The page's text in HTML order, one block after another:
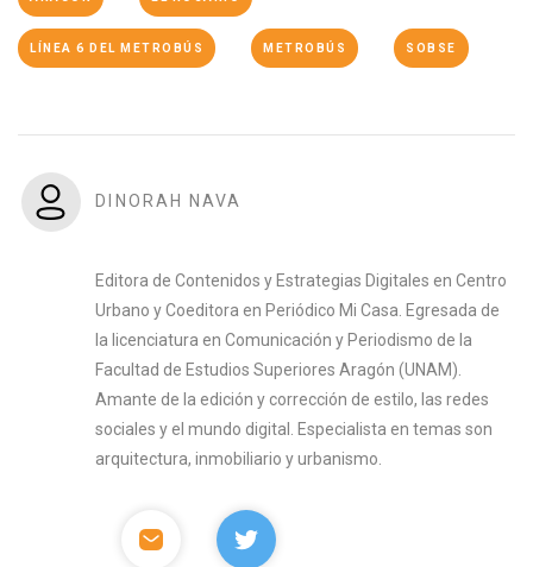
LÍNEA 6 DEL METROBÚS METROBÚS SOBSE
DINORAH NAVA
Editora de Contenidos y Estrategias Digitales en Centro
Urbano y Coeditora en Periódico Mi Casa. Egresada de
la licenciatura en Comunicación y Periodismo de la
Facultad de Estudios Superiores Aragón (UNAM).
Amante de la edición y corrección de estilo, las redes
sociales y el mundo digital. Especialista en temas son
arquitectura, inmobiliario y urbanismo.